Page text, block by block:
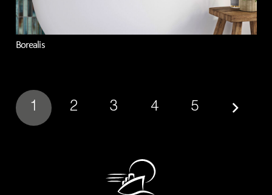
Borealis
1 2 3 4 5